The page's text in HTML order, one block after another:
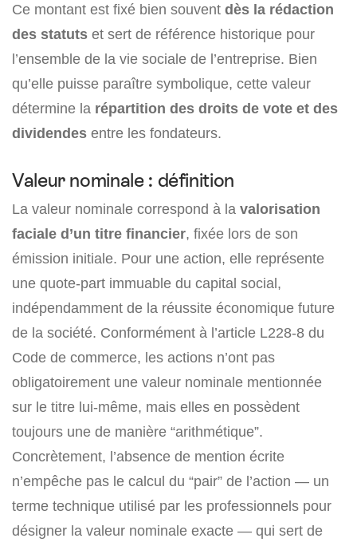
Ce montant est fixé bien souvent dès la rédaction
des statuts et sert de référence historique pour
l’ensemble de la vie sociale de l’entreprise. Bien
qu’elle puisse paraître symbolique, cette valeur
détermine la répartition des droits de vote et des
dividendes entre les fondateurs.
Valeur nominale : définition
La valeur nominale correspond à la valorisation
faciale d’un titre financier, fixée lors de son
émission initiale. Pour une action, elle représente
une quote-part immuable du capital social,
indépendamment de la réussite économique future
de la société. Conformément à l’article L228-8 du
Code de commerce, les actions n’ont pas
obligatoirement une valeur nominale mentionnée
sur le titre lui-même, mais elles en possèdent
toujours une de manière “arithmétique”.
Concrètement, l’absence de mention écrite
n’empêche pas le calcul du “pair” de l’action — un
terme technique utilisé par les professionnels pour
désigner la valeur nominale exacte — qui sert de